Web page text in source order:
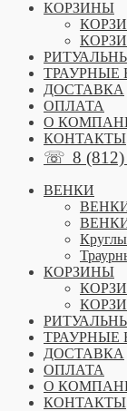
КОРЗИНЫ
ТРАУРНЫЕ
ДОСТАВКА
ОПЛАТА
О
КОНТАКТЫ
☏ 8
ВЕНКИ
ВЕНКИ
ВЕНКИ
КОРЗИНЫ
ТРАУРНЫЕ
ДОСТАВКА
ОПЛАТА
О
КОНТАКТЫ